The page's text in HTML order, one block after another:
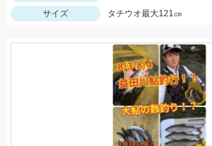
サイズ
タチウオ最大121㎝